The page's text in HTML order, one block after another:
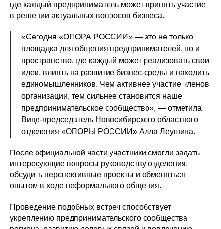
где каждый предприниматель может принять участие
в решении актуальных вопросов бизнеса.
«Сегодня «ОПОРА РОССИИ» — это не только
площадка для общения предпринимателей, но и
пространство, где каждый может реализовать свои
идеи, влиять на развитие бизнес-среды и находить
единомышленников. Чем активнее участие членов
организации, тем сильнее становится наше
предпринимательское сообщество», — отметила
Вице-председатель Новосибирского областного
отделения «ОПОРЫ РОССИИ» Алла Леушина.
После официальной части участники смогли задать
интересующие вопросы руководству отделения,
обсудить перспективные проекты и обменяться
опытом в ходе неформального общения.
Проведение подобных встреч способствует
укреплению предпринимательского сообщества